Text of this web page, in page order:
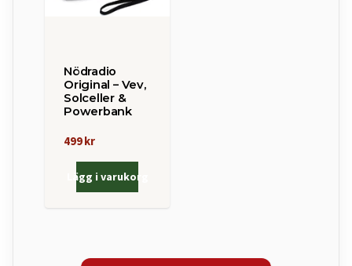
Nödradio
Original – Vev,
Solceller &
Powerbank
499 kr
Lägg i varukorg